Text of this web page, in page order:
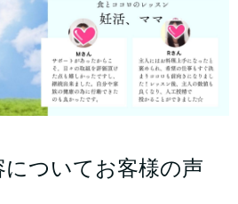
についてお客様の声